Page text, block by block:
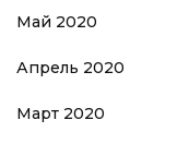
Май 2020
Апрель 2020
Март 2020